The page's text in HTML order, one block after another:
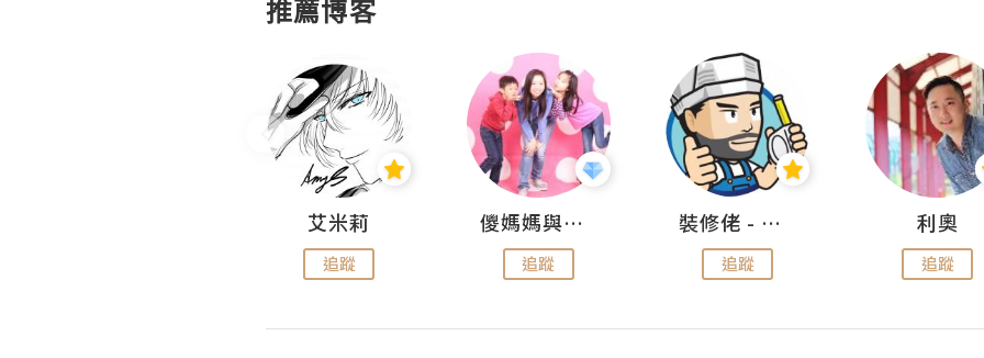
推薦博客
艾米莉
追蹤
儍媽媽與兩隻小魔怪之家
追蹤
裝修佬 - 香港一站式網上裝修平台
追蹤
利奧
追蹤